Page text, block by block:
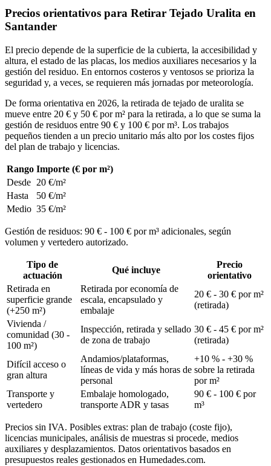
Precios orientativos para Retirar Tejado Uralita en
Santander
El precio depende de la superficie de la cubierta, la accesibilidad y
altura, el estado de las placas, los medios auxiliares necesarios y la
gestión del residuo. En entornos costeros y ventosos se prioriza la
seguridad y, a veces, se requieren más jornadas por meteorología.
De forma orientativa en 2026, la retirada de tejado de uralita se
mueve entre 20 € y 50 € por m² para la retirada, a lo que se suma la
gestión de residuos entre 90 € y 100 € por m³. Los trabajos
pequeños tienden a un precio unitario más alto por los costes fijos
del plan de trabajo y licencias.
Rango Importe (€ por m²)
Desde 20 €/m²
Hasta
50 €/m²
Medio 35 €/m²
Gestión de residuos: 90 € - 100 € por m³ adicionales, según
volumen y vertedero autorizado.
Tipo de
actuación
Qué incluye
Precio
orientativo
Retirada en
superficie grande
(+250 m²)
Retirada por economía de
escala, encapsulado y
embalaje
20 € - 30 € por m²
(retirada)
Vivienda /
comunidad (30 -
100 m²)
Inspección, retirada y sellado
de zona de trabajo
30 € - 45 € por m²
(retirada)
Difícil acceso o
gran altura
Andamios/plataformas,
líneas de vida y más horas de
personal
+10 % - +30 %
sobre la retirada
por m²
Transporte y
vertedero
Embalaje homologado,
transporte ADR y tasas
90 € - 100 € por
m³
Precios sin IVA. Posibles extras: plan de trabajo (coste fijo),
licencias municipales, análisis de muestras si procede, medios
auxiliares y desplazamientos. Datos orientativos basados en
presupuestos reales gestionados en Humedades.com.